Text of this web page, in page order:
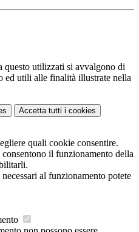
questo utilizzati si avvalgono di
ed utili alle finalità illustrate nella
Accetta tutti i cookies
quali cookie consentire.
il funzionamento della
al funzionamento potete